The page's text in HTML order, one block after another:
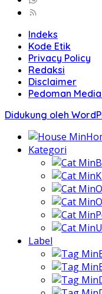
Indeks
Kode Etik
Privacy Policy
Redaksi
Disclaimer
Pedoman
Didukung oleh
Kategori
Label